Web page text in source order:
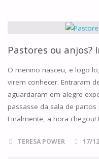
MAIS
Pastores ou anjos?
O menino nasceu, e logo
virem conhecer. Entraram
aguardaram em alegre
passasse da sala de
Finalmente, a hora
TERESA POWER 17/